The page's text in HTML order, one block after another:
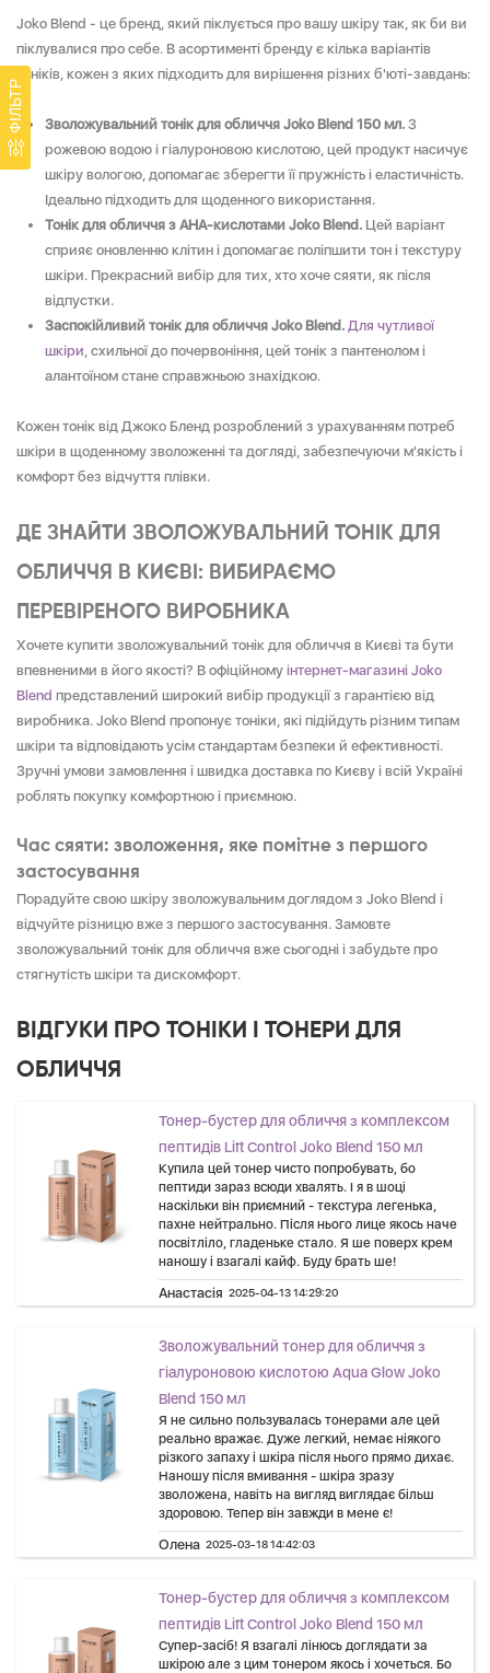
ФІЛЬТР
Joko Blend - це бренд, який піклується про вашу шкіру так, як би ви
піклувалися про себе. В асортименті бренду є кілька варіантів
тоніків, кожен з яких підходить для вирішення різних б'юті-завдань:
Зволожувальний тонік для обличчя Joko Blend 150 мл. З
рожевою водою і гіалуроновою кислотою, цей продукт насичує
шкіру вологою, допомагає зберегти її пружність і еластичність.
Ідеально підходить для щоденного використання.
Тонік для обличчя з AHA-кислотами Joko Blend. Цей варіант
сприяє оновленню клітин і допомагає поліпшити тон і текстуру
шкіри. Прекрасний вибір для тих, хто хоче сяяти, як після
відпустки.
Заспокійливий тонік для обличчя Joko Blend. Для чутливої
шкіри, схильної до почервоніння, цей тонік з пантенолом і
алантоїном стане справжньою знахідкою.
Кожен тонік від Джоко Бленд розроблений з урахуванням потреб
шкіри в щоденному зволоженні та догляді, забезпечуючи м'якість і
комфорт без відчуття плівки.
ДЕ ЗНАЙТИ ЗВОЛОЖУВАЛЬНИЙ ТОНІК ДЛЯ
ОБЛИЧЧЯ В КИЄВІ: ВИБИРАЄМО
ПЕРЕВІРЕНОГО ВИРОБНИКА
Хочете купити зволожувальний тонік для обличчя в Києві та бути
впевненими в його якості? В офіційному інтернет-магазині Joko
Blend представлений широкий вибір продукції з гарантією від
виробника. Joko Blend пропонує тоніки, які підійдуть різним типам
шкіри та відповідають усім стандартам безпеки й ефективності.
Зручні умови замовлення і швидка доставка по Києву і всій Україні
роблять покупку комфортною і приємною.
Час сяяти: зволоження, яке помітне з першого
застосування
Порадуйте свою шкіру зволожувальним доглядом з Joko Blend і
відчуйте різницю вже з першого застосування. Замовте
зволожувальний тонік для обличчя вже сьогодні і забудьте про
стягнутість шкіри та дискомфорт.
ВІДГУКИ ПРО ТОНІКИ І ТОНЕРИ ДЛЯ
ОБЛИЧЧЯ
Тонер-бустер для обличчя з комплексом
пептидів Lift Control Joko Blend 150 мл
Купила цей тонер чисто попробувать, бо
пептиди зараз всюди хвалять. І я в шоці
наскільки він приємний - текстура легенька,
пахне нейтрально. Після нього лице якось наче
посвітліло, гладеньке стало. Я ше поверх крем
наношу і взагалі кайф. Буду брать ше!
Анастасія 2025-04-13 14:29:20
Зволожувальний тонер для обличчя з
гіалуроновою кислотою Aqua Glow Joko
Blend 150 мл
Я не сильно пользувалась тонерами але цей
реально вражає. Дуже легкий, немає ніякого
різкого запаху і шкіра після нього прямо дихає.
Наношу після вмивання - шкіра зразу
зволожена, навіть на вигляд виглядає більш
здоровою. Тепер він завжди в мене є!
Олена 2025-03-18 14:42:03
Тонер-бустер для обличчя з комплексом
пептидів Lift Control Joko Blend 150 мл
Супер-засіб! Я взагалі лінюсь доглядати за
шкірою але з цим тонером якось і хочеться. Бо